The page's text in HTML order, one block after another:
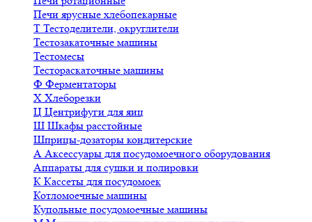
Печи ярусные хлебопекарные
Т Тестоделители, округлители
Тестозакаточные машины
Тестомесы
Тестораскаточные машины
Ф Ферментаторы
Х Хлеборезки
Ц Центрифуги для яиц
Ш Шкафы расстойные
Шприцы-дозаторы кондитерские
А Аксессуары для посудомоечного оборудования
Аппараты для сушки и полировки
К Кассеты для посудомоек
Котломоечные машины
Купольные посудомоечные машины